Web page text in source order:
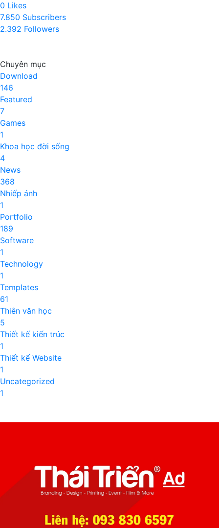
0 Likes
7.850 Subscribers
2.392 Followers
Chuyên mục
Download
146
Featured
7
Games
1
Khoa học đời sống
4
News
368
Nhiếp ảnh
1
Portfolio
189
Software
1
Technology
1
Templates
61
Thiên văn học
5
Thiết kế kiến trúc
1
Thiết kế Website
1
Uncategorized
1